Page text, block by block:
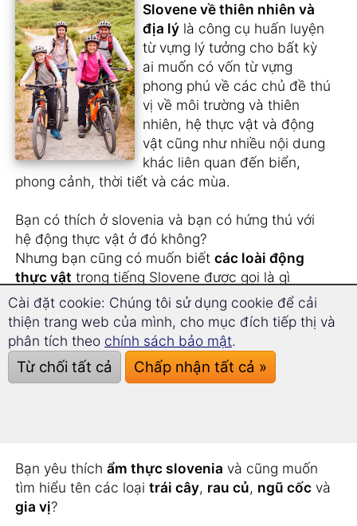
Slovene về thiên nhiên và
địa lý là công cụ huấn luyện
từ vựng lý tưởng cho bất kỳ
ai muốn có vốn từ vựng
phong phú về các chủ đề thú
vị về môi trường và thiên
nhiên, hệ thực vật và động
vật cũng như nhiều nội dung
khác liên quan đến biển,
phong cảnh, thời tiết và các mùa.
Bạn có thích ở slovenia và bạn có hứng thú với
hệ động thực vật ở đó không?
Nhưng bạn cũng có muốn biết các loài động
thực vật trong tiếng Slovene được gọi là gì
không?
Bạn có thích xem phimtự nhiên nguyên bản
và
cần vốn từ vựng phong phú hơn không?
Bạn yêu thích ẩm thực slovenia và cũng muốn
tìm hiểu tên các loại trái cây, rau củ, ngũ cốc và
gia vị?
Cài đặt cookie: Chúng tôi sử dụng cookie để cải
thiện trang web của mình, cho mục đích tiếp thị và
phân tích theo chính sách bảo mật.
Từ chối tất cả Chấp nhận tất cả »